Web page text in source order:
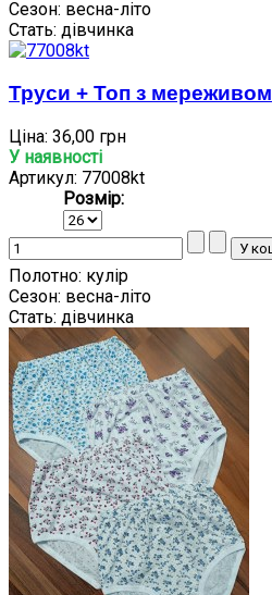
Сезон: весна-літо
Стать: дівчинка
Труси + Топ з мереживом
Ціна: 36,00 грн
У наявності
Артикул: 77008kt
Розмір:
Полотно: кулір
Сезон: весна-літо
Стать: дівчинка